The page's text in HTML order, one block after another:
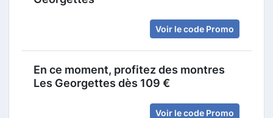
Voir le code Promo
En ce moment, profitez des montres
Les Georgettes dès 109 €
Voir le code Promo